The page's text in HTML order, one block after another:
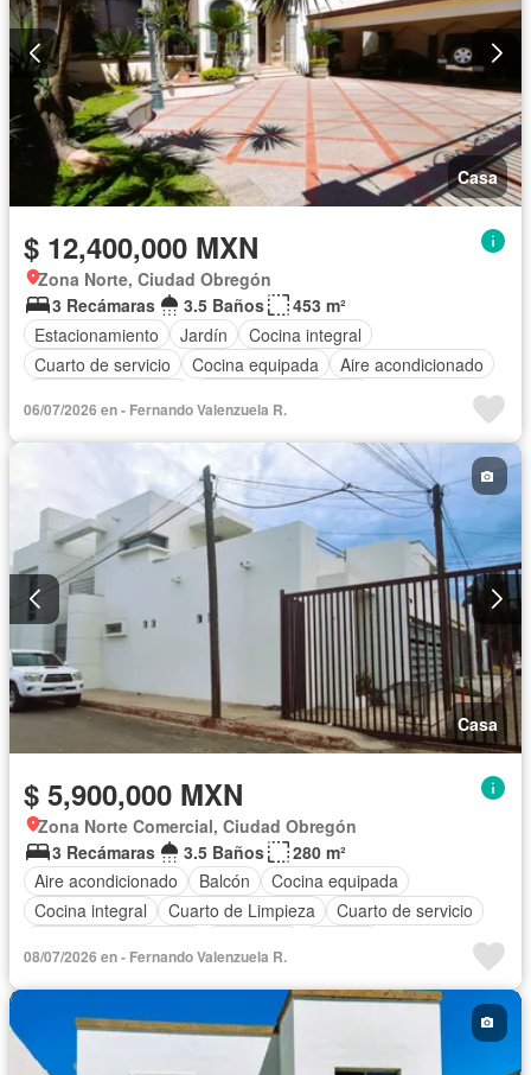
Casa
$ 12,400,000 MXN
Zona Norte, Ciudad Obregón
3 Recámaras
3.5 Baños
453 m²
Estacionamiento
Jardín
Cocina integral
Cuarto de servicio
Cocina equipada
Aire acondicionado
06/07/2026 en - Fernando Valenzuela R.
Casa
$ 5,900,000 MXN
Zona Norte Comercial, Ciudad Obregón
3 Recámaras
3.5 Baños
280 m²
Aire acondicionado
Balcón
Cocina equipada
Cocina integral
Cuarto de Limpieza
Cuarto de servicio
08/07/2026 en - Fernando Valenzuela R.